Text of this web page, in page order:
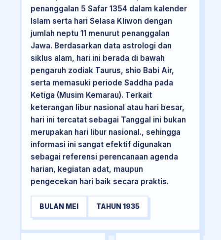
penanggalan 5 Safar 1354 dalam kalender
Islam serta hari Selasa Kliwon dengan
jumlah neptu 11 menurut penanggalan
Jawa. Berdasarkan data astrologi dan
siklus alam, hari ini berada di bawah
pengaruh zodiak Taurus, shio Babi Air,
serta memasuki periode Saddha pada
Ketiga (Musim Kemarau). Terkait
keterangan libur nasional atau hari besar,
hari ini tercatat sebagai Tanggal ini bukan
merupakan hari libur nasional., sehingga
informasi ini sangat efektif digunakan
sebagai referensi perencanaan agenda
harian, kegiatan adat, maupun
pengecekan hari baik secara praktis.
BULAN MEI TAHUN 1935